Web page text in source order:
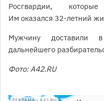
Росгвардии,
Им оказался 32-летний
Мужчину доставили
дальнейшего
Фото: A42.RU